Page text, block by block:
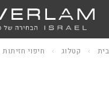
בית › קטלוג › חיפוי חזיתות